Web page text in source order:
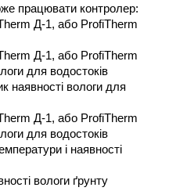
працювати контролер:
Д-1, або ProfiTherm
Д-1, або ProfiTherm
для водостоків
наявності вологи для
Д-1, або ProfiTherm
для водостоків
і наявності
вологи ґрунту